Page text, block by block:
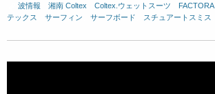
波情報 湘南 Coltex Coltex.ウェットスーツ FACTORA.
テックス
サーフィン サーフボード スチュアートスミス